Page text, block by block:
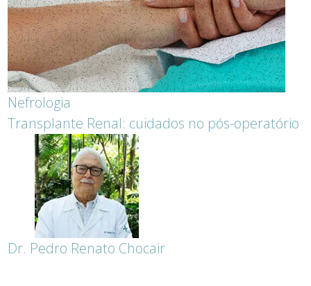
Nefrologia
Transplante Renal: cuidados no pós-operatório
Dr. Pedro Renato Chocair